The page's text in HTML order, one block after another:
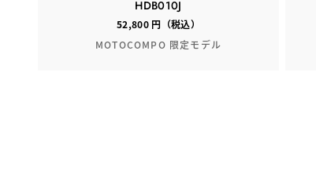
HDB010J
52,800 円（税込）
MOTOCOMPO 限定モデル